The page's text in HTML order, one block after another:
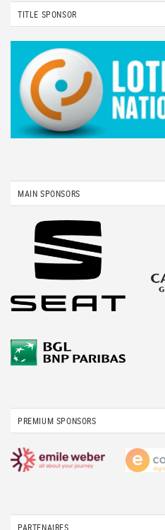
TITLE SPONSOR
MAIN SPONSORS
PREMIUM SPONSORS
PARTENAIRES